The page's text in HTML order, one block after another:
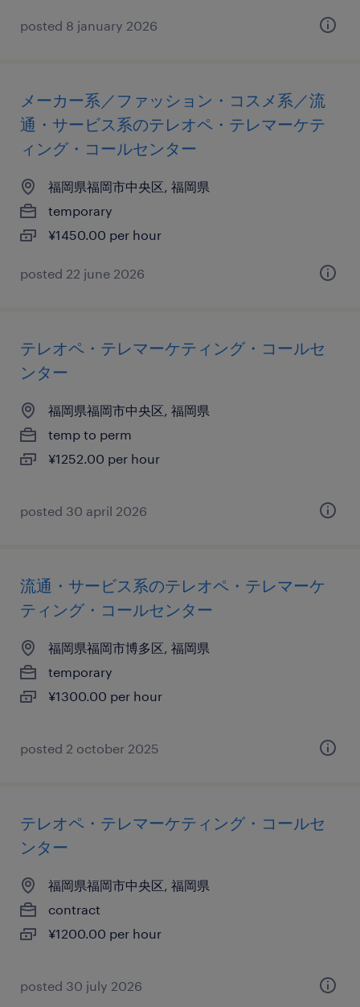
posted 8 january 2026
メーカー系／ファッション・コスメ系／流
通・サービス系のテレオペ・テレマーケテ
ィング・コールセンター
福岡県福岡市中央区, 福岡県
temporary
¥1450.00 per hour
posted 22 june 2026
テレオペ・テレマーケティング・コールセ
ンター
福岡県福岡市中央区, 福岡県
temp to perm
¥1252.00 per hour
posted 30 april 2026
流通・サービス系のテレオペ・テレマーケ
ティング・コールセンター
福岡県福岡市博多区, 福岡県
temporary
¥1300.00 per hour
posted 2 october 2025
テレオペ・テレマーケティング・コールセ
ンター
福岡県福岡市中央区, 福岡県
contract
¥1200.00 per hour
posted 30 july 2026